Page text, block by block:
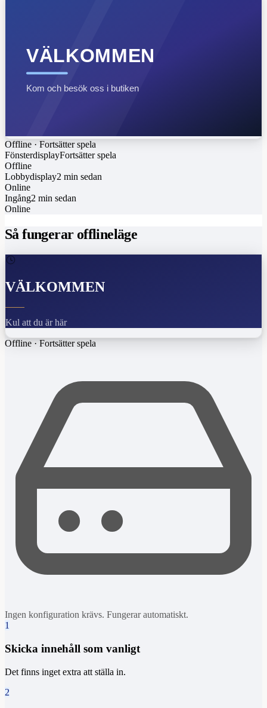
VÄLKOMMEN
Kom och besök oss i butiken
Offline · Fortsätter spela
FönsterdisplayFortsätter spela
Offline
Lobbydisplay2 min sedan
Online
Ingång2 min sedan
Online
Så fungerar offlineläge
VÄLKOMMEN
Kul att du är här
Offline · Fortsätter spela
Ingen konfiguration krävs. Fungerar automatiskt.
1
Skicka innehåll som vanligt
Det finns inget extra att ställa in.
2